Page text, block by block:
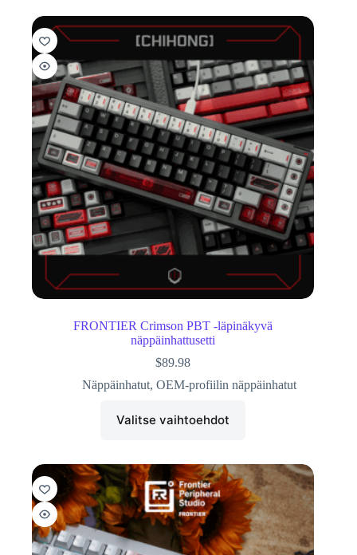
FRONTIER Crimson PBT -läpinäkyvä
näppäinhattusetti
$89.98
Näppäinhatut, OEM-profiilin näppäinhatut
Valitse vaihtoehdot